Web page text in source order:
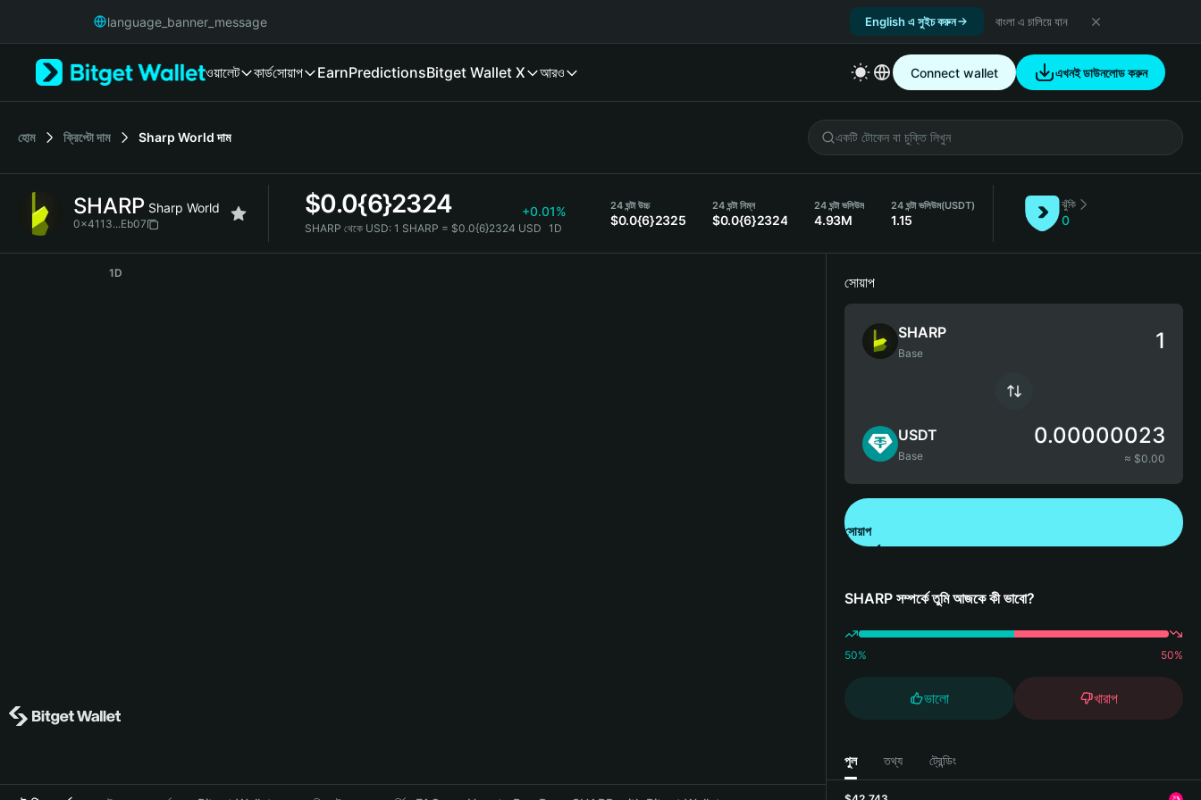
Русский
Italiano
简体中文
繁體中文
Bahasa Indonesia
language_banner_message English এ সুইচ করুন বাংলা এ চালিয়ে যান
ওয়ালেট কার্ডসোয়াপ EarnPredictionsBitget Wallet X আরও Connect wallet এখনই ডাউনলোড করুন
হোম ক্রিপ্টো দাম Sharp World দাম
SHARP Sharp World
0x4113...Eb07
$0.0{6}2324 +0.01%
SHARP থেকে USD: 1 SHARP = $0.0{6}2324 USD 1D
24 ঘন্টা উচ্চ
$0.0{6}2325
24 ঘন্টা নিম্ন
$0.0{6}2324
24 ঘন্টা ভলিউম
4.93M
24 ঘন্টা ভলিউম(USDT)
1.15
ঝুঁকি
0
1D
সোয়াপ
SHARP
Base
USDT
Base
0.00000023
≈ $0.00
সোয়াপ
SHARP সম্পর্কে তুমি আজকে কী ভাবো?
50% 50%
ভালো খারাপ
পুল তথ্য ট্রেন্ডিং